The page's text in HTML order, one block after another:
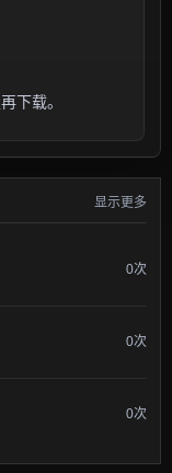
下载。
显示更多
0次
0次
0次